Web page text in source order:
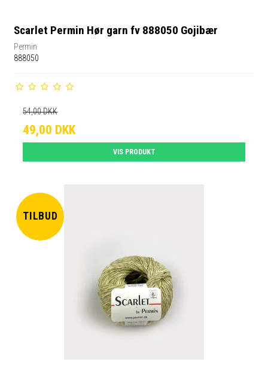
Scarlet Permin Hør garn fv 888050 Gojibær
Permin
888050
54,00 DKK
49,00 DKK
VIS PRODUKT
TILBUD